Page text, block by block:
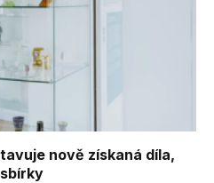
nově získaná díla,